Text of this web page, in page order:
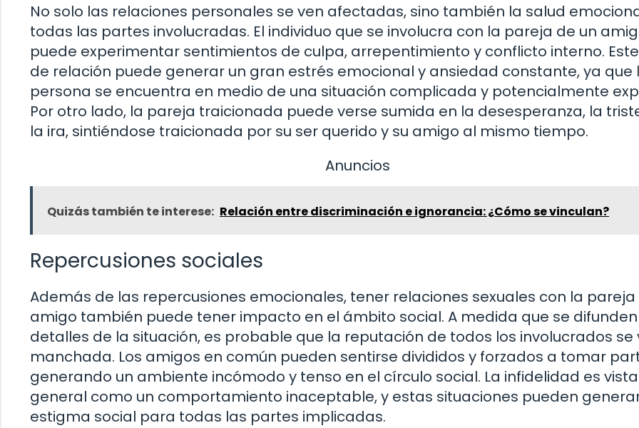
No solo las relaciones personales se ven afectadas, sino también la salud
todas las partes involucradas. El individuo que se involucra con la pareja de un
puede experimentar sentimientos de culpa, arrepentimiento y conflicto interno.
de relación puede generar un gran estrés emocional y ansiedad constante, ya que
persona se encuentra en medio de una situación complicada y potencialmente
Por otro lado, la pareja traicionada puede verse sumida en la desesperanza, la
la ira, sintiéndose traicionada por su ser querido y su amigo al mismo tiempo.
Anuncios
Quizás también te interese: Relación entre discriminación e ignorancia: ¿Cómo se vinculan?
Repercusiones sociales
Además de las repercusiones emocionales, tener relaciones sexuales con la pareja
amigo también puede tener impacto en el ámbito social. A medida que se
detalles de la situación, es probable que la reputación de todos los involucrados se
manchada. Los amigos en común pueden sentirse divididos y forzados a tomar
generando un ambiente incómodo y tenso en el círculo social. La infidelidad es
general como un comportamiento inaceptable, y estas situaciones pueden
estigma social para todas las partes implicadas.